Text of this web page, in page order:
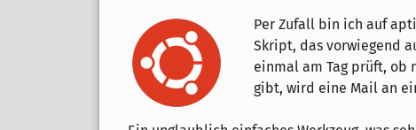
Per Zufall bin ich auf
Skript, das vorwiegend
einmal am Tag prüft, ob
gibt, wird eine Mail an